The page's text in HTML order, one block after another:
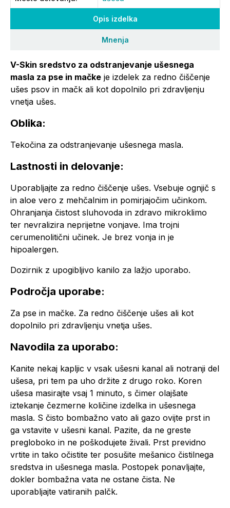
Opis izdelka
Mnenja
V-Skin sredstvo za odstranjevanje ušesnega
masla za pse in mačke je izdelek za redno čiščenje
ušes psov in mačk ali kot dopolnilo pri zdravljenju
vnetja ušes.
Oblika:
Tekočina za odstranjevanje ušesnega masla.
Lastnosti in delovanje:
Uporabljajte za redno čiščenje ušes. Vsebuje ognjič s
in aloe vero z mehčalnim in pomirjajočim učinkom.
Ohranjanja čistost sluhovoda in zdravo mikroklimo
ter nevralizira neprijetne vonjave. Ima trojni
cerumenolitični učinek. Je brez vonja in je
hipoalergen.
Dozirnik z upogibljivo kanilo za lažjo uporabo.
Področja uporabe:
Za pse in mačke. Za redno čiščenje ušes ali kot
dopolnilo pri zdravljenju vnetja ušes.
Navodila za uporabo:
Kanite nekaj kapljic v vsak ušesni kanal ali notranji del
ušesa, pri tem pa uho držite z drugo roko. Koren
ušesa masirajte vsaj 1 minuto, s čimer olajšate
iztekanje čezmerne količine izdelka in ušesnega
masla. S čisto bombažno vato ali gazo ovijte prst in
ga vstavite v ušesni kanal. Pazite, da ne greste
pregloboko in ne poškodujete živali. Prst previdno
vrtite in tako očistite ter posušite mešanico čistilnega
sredstva in ušesnega masla. Postopek ponavljajte,
dokler bombažna vata ne ostane čista. Ne
uporabljajte vatiranih palčk.